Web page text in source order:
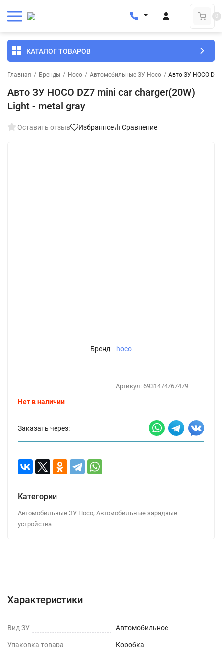
0
КАТАЛОГ ТОВАРОВ
Главная / Бренды / Hoco / Автомобильные ЗУ Hoco / Авто ЗУ HOCO
Авто ЗУ HOCO DZ7 mini car charger(20W)
Light - metal gray
Оставить отзыв Избранное Сравнение
Бренд: hoco
Артикул: 6931474767479
Нет в наличии
Заказать через:
Категории
Автомобильные ЗУ Hoco, Автомобильные зарядные
устройства
Характеристики
Вид ЗУ Автомобильное
Упаковка товара Коробка